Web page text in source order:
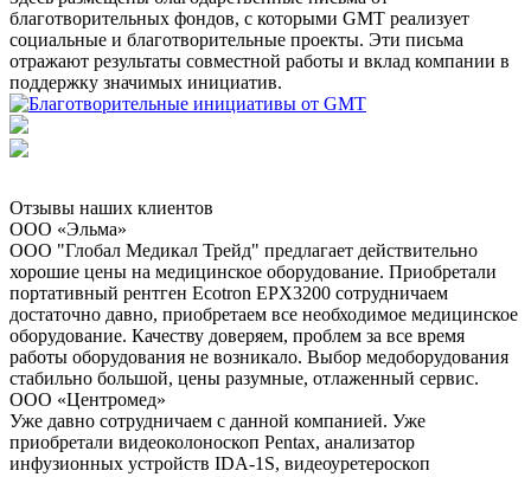
благотворительных фондов, с которыми GMT реализует
социальные и благотворительные проекты. Эти письма
отражают результаты совместной работы и вклад компании в
поддержку значимых инициатив.
Отзывы наших клиентов
ООО «Эльма»
ООО "Глобал Медикал Трейд" предлагает действительно
хорошие цены на медицинское оборудование. Приобретали
портативный рентген Ecotron EPX3200 сотрудничаем
достаточно давно, приобретаем все необходимое медицинское
оборудование. Качеству доверяем, проблем за все время
работы оборудования не возникало. Выбор медоборудования
стабильно большой, цены разумные, отлаженный сервис.
ООО «Центромед»
Уже давно сотрудничаем с данной компанией. Уже
приобретали видеоколоноскоп Pentax, анализатор
инфузионных устройств IDA-1S, видеоуретероскоп